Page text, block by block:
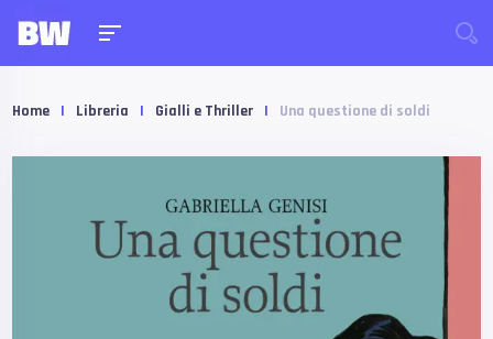
Home | Libreria | Gialli e Thriller | Una questione di soldi